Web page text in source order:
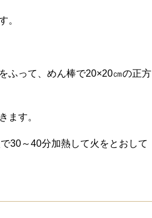
。
ふって、めん棒で20×20㎝の正方
ます。
～40分加熱して火をとおして